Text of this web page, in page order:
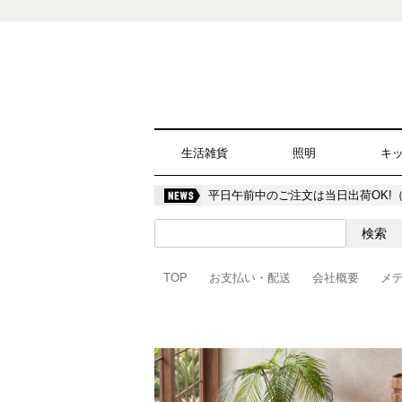
生活雑貨 照明 キ
平日午前中のご注文は当日出荷OK!
TOP お支払い・配送 会社概要 メ